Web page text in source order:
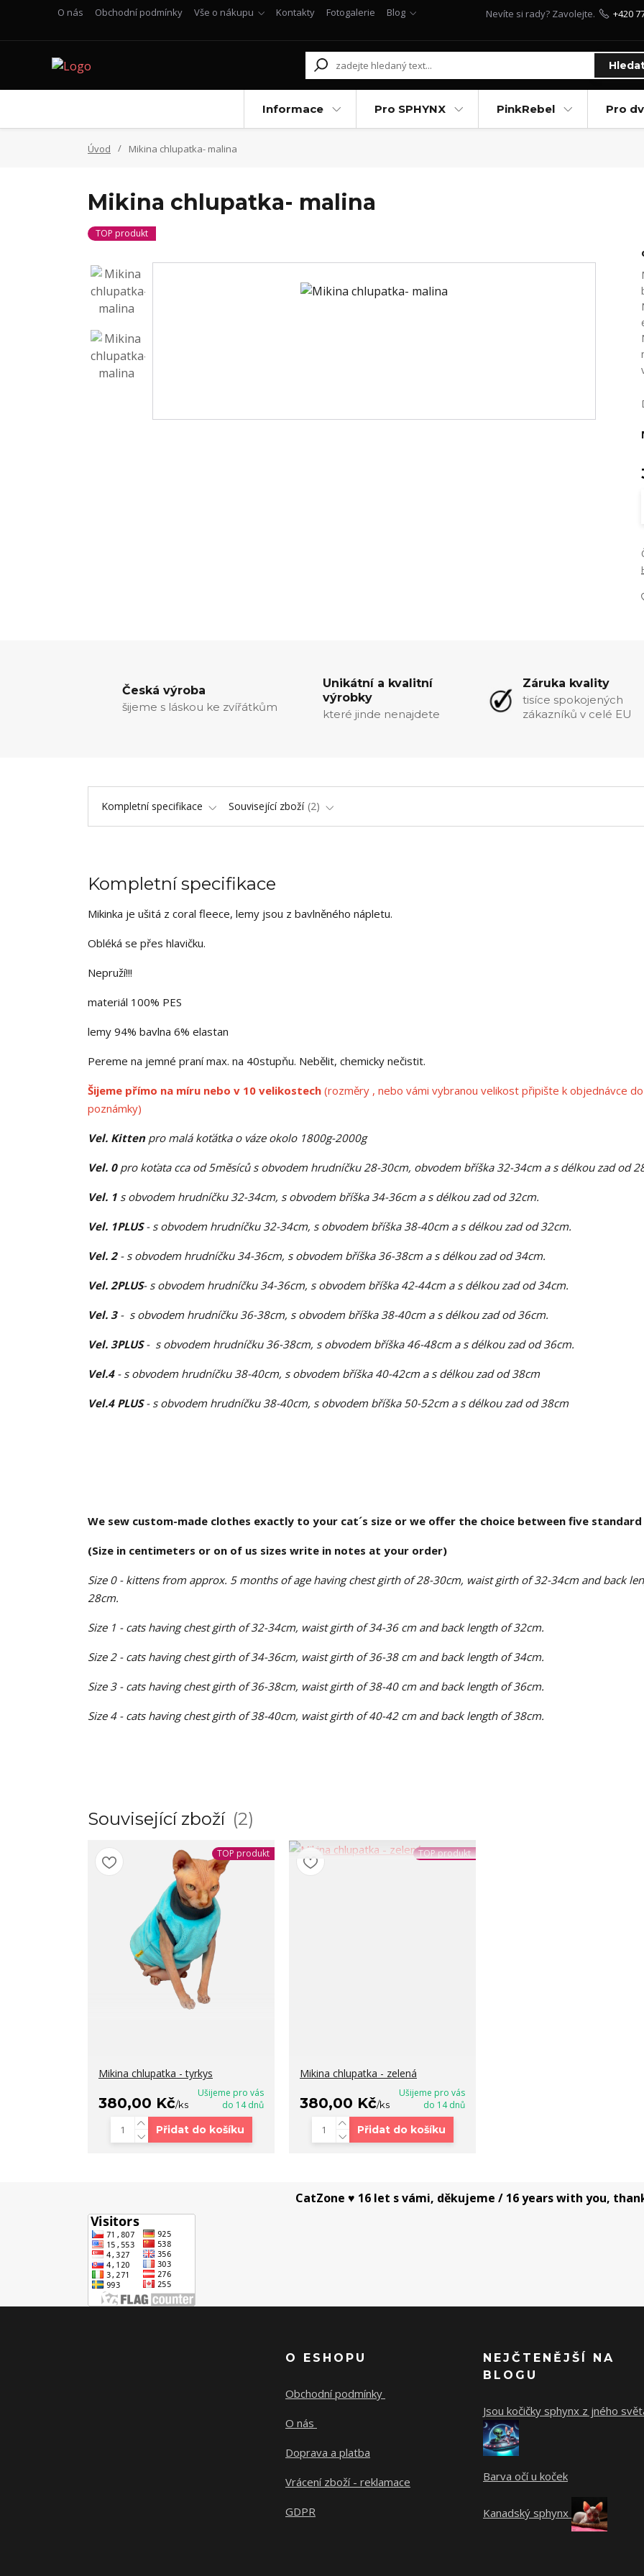
O nás Obchodní podmínky Vše o nákupu Kontakty Fotogalerie Blog Nevíte si rady? Zavolejte. +420
Informace Pro SPHYNX PinkRebel Pro
Úvod Mikina chlupatka- malina
Mikina chlupatka- malina
TOP produkt
Česká výroba
šijeme s láskou ke zvířátkům
Unikátní a kvalitní
výrobky
které jinde nenajdete
Záruka kvality
tisíce spokojených
zákazníků v celé EU
Kompletní specifikace Související zboží 2
Kompletní specifikace
Mikinka je ušitá z coral fleece, lemy jsou z bavlněného nápletu.
Obléká se přes hlavičku.
Nepruží!!!
materiál 100% PES
lemy 94% bavlna 6% elastan
Pereme na jemné praní max. na 40stupňu. Nebělit, chemicky nečistit.
Šijeme přímo na míru nebo v 10 velikostech (rozměry , nebo vámi vybranou velikost připište k objednávce do
poznámky)
Vel. Kitten pro malá koťátka o váze okolo 1800g-2000g
Vel. 0pro koťata cca od 5měsíců s obvodem hrudníčku 28-30cm, obvodem bříška 32-34cm a s délkou zad od
Vel. 1 s obvodem hrudníčku 32-34cm, s obvodem bříška 34-36cm a s délkou zad od 32cm.
Vel. 1PLUS- s obvodem hrudníčku 32-34cm, s obvodem bříška 38-40cm a s délkou zad od 32cm.
Vel. 2- s obvodem hrudníčku 34-36cm, s obvodem bříška 36-38cm a s délkou zad od 34cm.
Vel. 2PLUS- s obvodem hrudníčku 34-36cm, s obvodem bříška 42-44cm a s délkou zad od 34cm.
Vel. 3- s obvodem hrudníčku 36-38cm, s obvodem bříška 38-40cm a s délkou zad od 36cm.
Vel. 3PLUS- s obvodem hrudníčku 36-38cm, s obvodem bříška 46-48cm a s délkou zad od 36cm.
Vel.4- s obvodem hrudníčku 38-40cm, s obvodem bříška 40-42cm a s délkou zad od 38cm
Vel.4 PLUS- s obvodem hrudníčku 38-40cm, s obvodem bříška 50-52cm a s délkou zad od 38cm
We sew custom-made clothes exactly to your cat´s size or we offer the choice between five standard
(Size in centimeters or on of us sizes write in notes at your order)
Size 0- kittens from approx. 5 months of age having chest girth of 28-30cm, waist girth of 32-34cm and back
28cm.
Size 1 - cats having chest girth of 32-34cm, waist girth of 34-36 cm and back length of 32cm.
Size 2 - cats having chest girth of 34-36cm, waist girth of 36-38 cm and back length of 34cm.
Size 3 - cats having chest girth of 36-38cm, waist girth of 38-40 cm and back length of 36cm.
Size 4 - cats having chest girth of 38-40cm, waist girth of 40-42 cm and back length of 38cm.
Související zboží 2
TOP produkt
Mikina chlupatka - tyrkys
380,00 Kč/ks
Ušijeme pro vás
do 14 dnů
Přidat do košíku
TOP produkt
Mikina chlupatka - zelená
380,00 Kč/ks
Ušijeme pro vás
do 14 dnů
Přidat do košíku
CatZone ♥ 16 let s vámi, děkujeme / 16 years with you,
O ESHOPU
Obchodní podmínky
O nás
Doprava a platba
Vrácení zboží - reklamace
GDPR
NEJČTENĚJŠÍ NA
BLOGU
Jsou kočičky sphynx z jného
Barva očí u koček
Kanadský sphynx